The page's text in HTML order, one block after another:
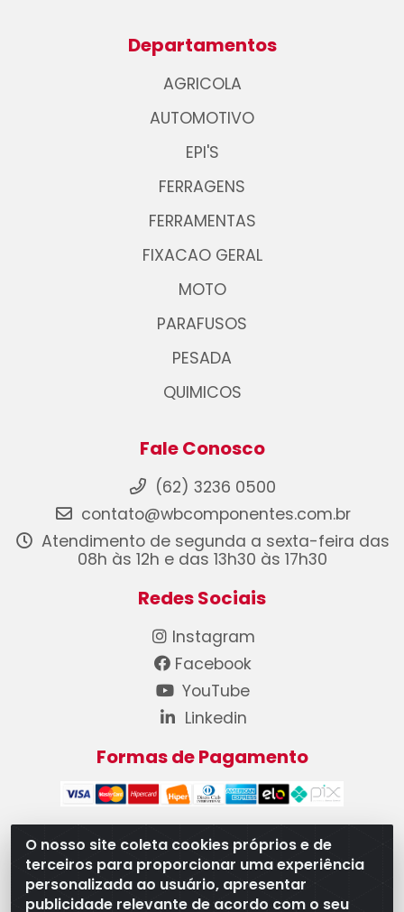
O nosso site coleta cookies próprios e de
terceiros para proporcionar uma experiência
personalizada ao usuário, apresentar
publicidade relevante de acordo com o seu
Departamentos
AGRICOLA
AUTOMOTIVO
EPI'S
FERRAGENS
FERRAMENTAS
FIXACAO GERAL
MOTO
PARAFUSOS
PESADA
QUIMICOS
Fale Conosco
(62) 3236 0500
contato@wbcomponentes.com.br
Atendimento de segunda a sexta-feira das
08h às 12h e das 13h30 às 17h30
Redes Sociais
Instagram
Facebook
YouTube
Linkedin
Formas de Pagamento
WB Componentes Automotivos LTDA - CNPJ
08.528.393/0001-12 - Rua do Níquel, 667 - Parque
Oeste Industrial, Goiânia/GO - CEP 74375-660